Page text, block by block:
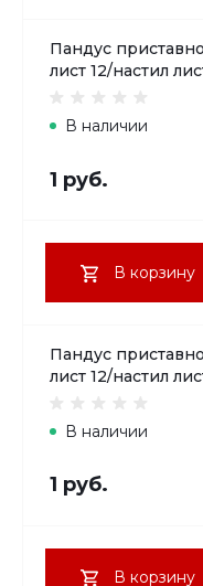
Пандус
лист 12/настил
В наличии
1 руб.
В корзину
Пандус
лист 12/настил
В наличии
1 руб.
В корзину